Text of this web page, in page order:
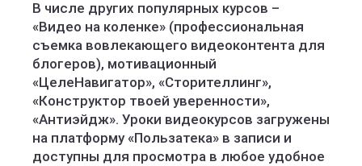
В числе других популярных курсов –
«Видео на коленке» (профессиональная
съемка вовлекающего видеоконтента для
блогеров), мотивационный
«ЦелеНавигатор», «Сторителлинг»,
«Конструктор твоей уверенности»,
«Антиэйдж». Уроки видеокурсов загружены
на платформу «Пользатека» в записи и
доступны для просмотра в любое удобное